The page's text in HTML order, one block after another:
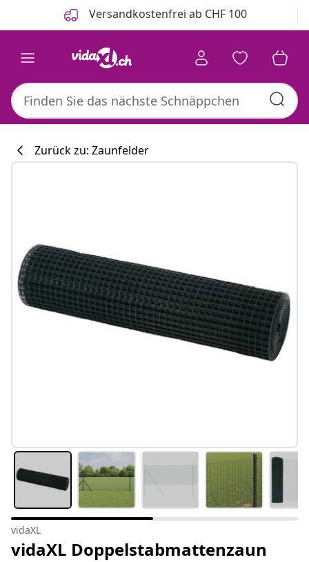
Versandkostenfrei ab CHF 100
Zurück zu: Zaunfelder
vidaXL
vidaXL Doppelstabmattenzaun